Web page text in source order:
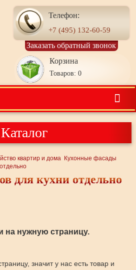
Телефон:
+7 (495) 132-60-59
Заказать обратный звонок
Корзина
Товаров: 0
Каталог
квартир и дома Кухонные фасады
для кухни отдельно
на нужную страницу.
значит у нас есть товар и